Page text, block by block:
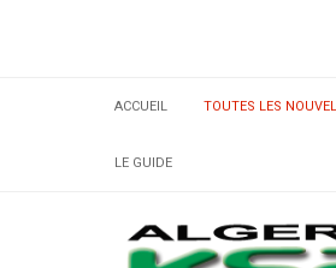
ACCUEIL TOUTES LES
LE GUIDE